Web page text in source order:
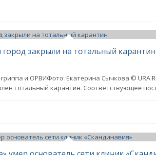
город закрыли на тотальный карантин
и ОРВИФото: Екатерина Сычкова ©
тотальный карантин. Соответствующее